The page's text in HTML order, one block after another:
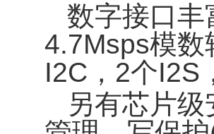
数字接口丰
4.7Msps模数
I2C，2个I2S
另有芯片